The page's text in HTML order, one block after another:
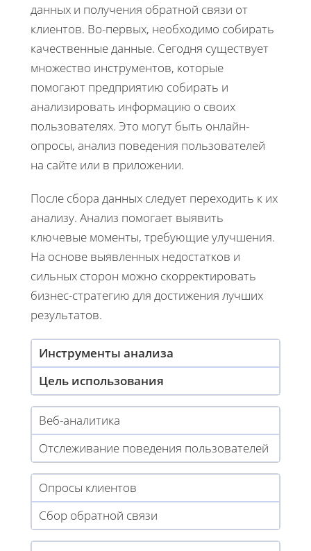
данных и получения обратной связи от
клиентов. Во-первых, необходимо собирать
качественные данные. Сегодня существует
множество инструментов, которые
помогают предприятию собирать и
анализировать информацию о своих
пользователях. Это могут быть онлайн-
опросы, анализ поведения пользователей
на сайте или в приложении.
После сбора данных следует переходить к их
анализу. Анализ помогает выявить
ключевые моменты, требующие улучшения.
На основе выявленных недостатков и
сильных сторон можно скорректировать
бизнес-стратегию для достижения лучших
результатов.
Инструменты анализа
Цель использования
Веб-аналитика
Отслеживание поведения пользователей
Опросы клиентов
Сбор обратной связи